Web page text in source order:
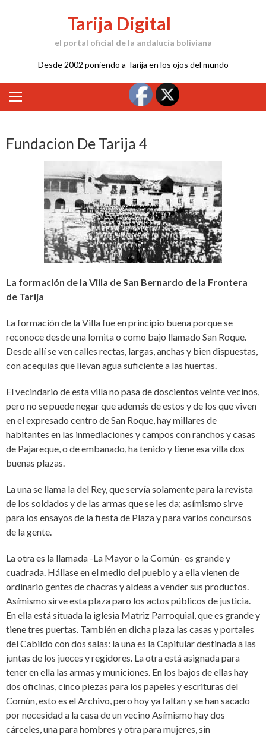
Tarija Digital
el portal oficial de la andalucía boliviana
Desde 2002 poniendo a Tarija en los ojos del mundo
Fundacion De Tarija 4
La formación de la Villa de San Bernardo de la Frontera
de Tarija
La formación de la Villa fue en principio buena porque se
reconoce desde una lomita o como bajo llamado San Roque.
Desde allí se ven calles rectas, largas, anchas y bien dispuestas,
con acequias que llevan agua suficiente a las huertas.
El vecindario de esta villa no pasa de doscientos veinte vecinos,
pero no se puede negar que además de estos y de los que viven
en el expresado centro de San Roque, hay millares de
habitantes en las inmediaciones y campos con ranchos y casas
de Pajareque, o de embanado, ha tenido y tiene esa villa dos
buenas plazas.
La una se llama la del Rey, que servía solamente para la revista
de los soldados y de las armas que se les da; asímismo sirve
para los ensayos de la fiesta de Plaza y para varios concursos
de la gente.
La otra es la llamada -La Mayor o la Común- es grande y
cuadrada. Hállase en el medio del pueblo y a ella vienen de
ordinario gentes de chacras y aldeas a vender sus productos.
Asímismo sirve esta plaza paro los actos públicos de justicia.
En ella está situada la iglesia Matriz Parroquial, que es grande y
tiene tres puertas. También en dicha plaza las casas y portales
del Cabildo con dos salas: la una es la Capitular destinada a las
juntas de los jueces y regidores. La otra está asignada para
tener en ella las armas y municiones. En los bajos de ellas hay
dos oficinas, cinco piezas para los papeles y escrituras del
Común, esto es el Archivo, pero hoy ya faltan y se han sacado
por necesidad a la casa de un vecino Asímismo hay dos
cárceles, una para hombres y otra para mujeres, sin